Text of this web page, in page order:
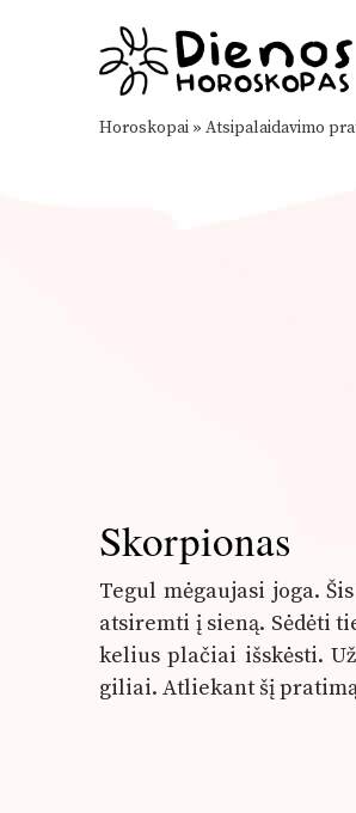
Horoskopai » Atsipalaidavimo
Skorpionas
Tegul mėgaujasi joga.
atsiremti į sieną. Sėdėti
kelius plačiai išskėsti.
giliai. Atliekant šį